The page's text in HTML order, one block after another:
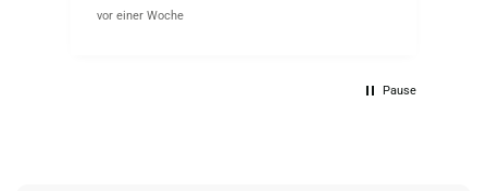
vor einer Woche
Pause